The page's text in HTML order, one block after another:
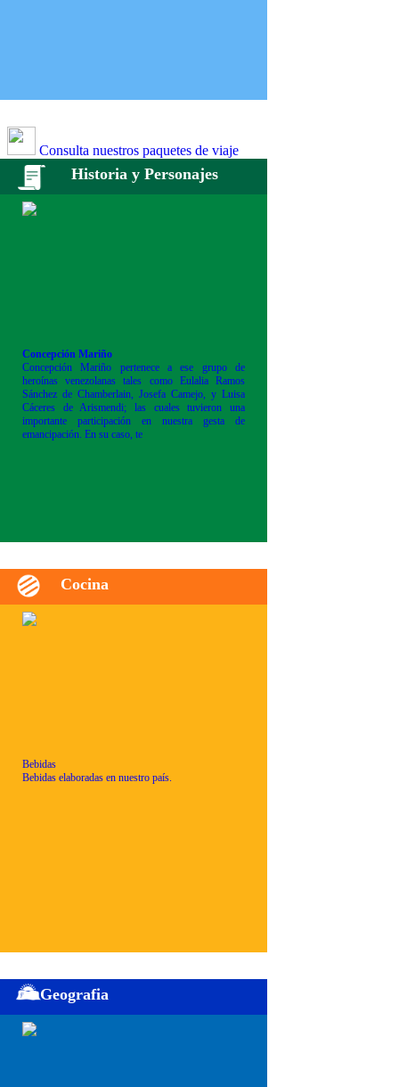
Consulta nuestros paquetes de viaje
Historia y Personajes
Concepción Mariño
Concepción Mariño pertenece a ese grupo de
heroínas venezolanas tales como Eulalia Ramos
Sánchez de Chamberlain, Josefa Camejo, y Luisa
Cáceres de Arismendi; las cuales tuvieron una
importante participación en nuestra gesta de
emancipación. En su caso, te
Cocina
Bebidas
Bebidas elaboradas en nuestro país.
Geografia